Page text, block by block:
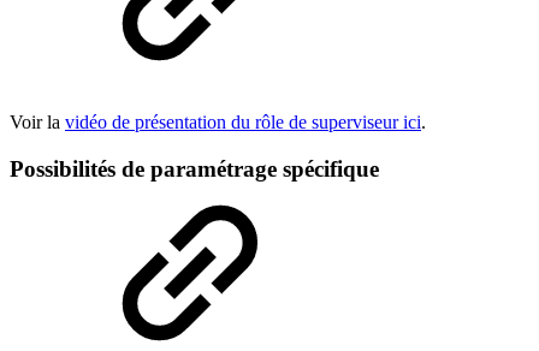
Voir la vidéo de présentation du rôle de superviseur ici.
Possibilités de paramétrage spécifique